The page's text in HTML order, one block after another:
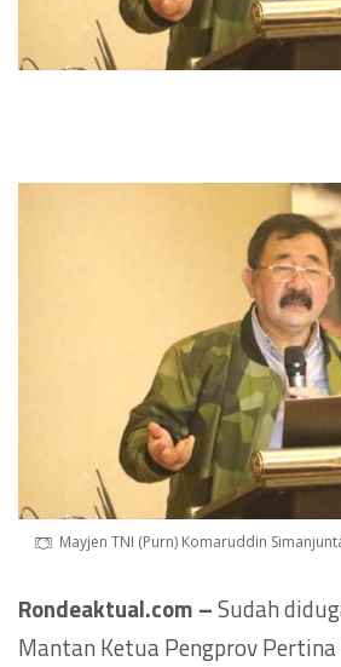
Mayjen TNI (Purn) Komaruddin
Rondeaktual.com –Sudah
Mantan Ketua Pengprov